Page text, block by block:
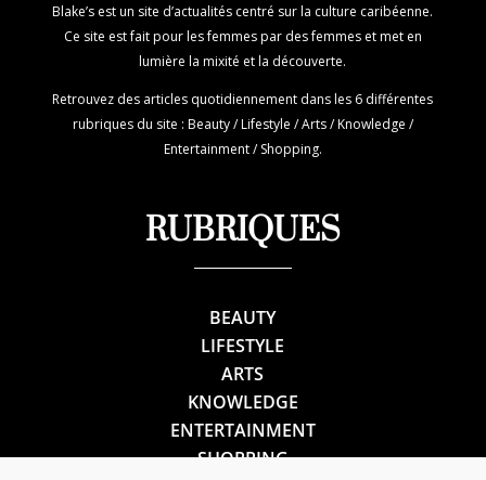
Blake’s est un site d’actualités centré sur la culture caribéenne.
Ce site est fait pour les femmes par des femmes et met en
lumière la mixité et la découverte.
Retrouvez des articles quotidiennement dans les 6 différentes
rubriques du site : Beauty / Lifestyle / Arts / Knowledge /
Entertainment / Shopping.
RUBRIQUES
BEAUTY
LIFESTYLE
ARTS
KNOWLEDGE
ENTERTAINMENT
SHOPPING